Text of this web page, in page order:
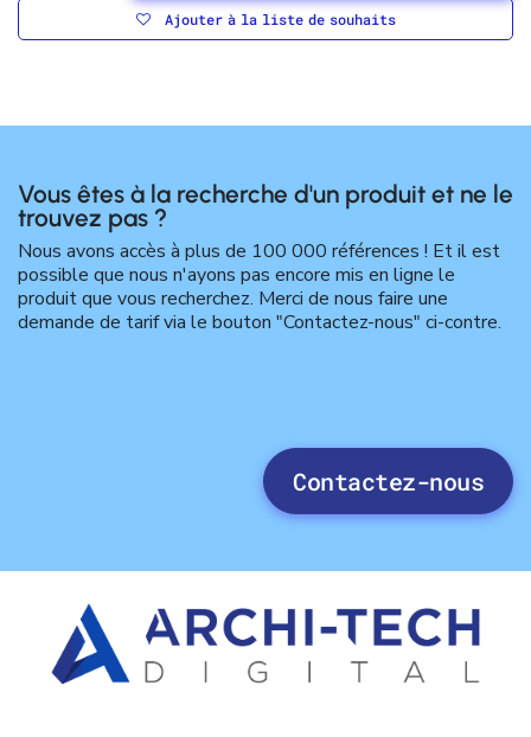
Ajouter à la liste de souhaits
Vous êtes à la recherche d'un produit et ne le
trouvez pas ?
Nous avons accès à plus de 100 000 références ! Et il est
possible que nous n'ayons pas encore mis en ligne le
produit que vous recherchez. Merci de nous faire une
demande de tarif via le bouton "Contactez-nous" ci-contre.
Contactez-nous